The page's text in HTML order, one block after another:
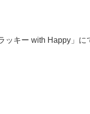
キー with Happy」に